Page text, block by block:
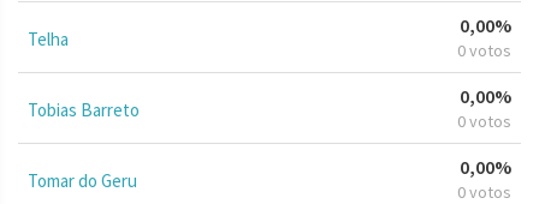
Telha
0,00%
0 votos
Tobias Barreto
0,00%
0 votos
Tomar do Geru
0,00%
0 votos